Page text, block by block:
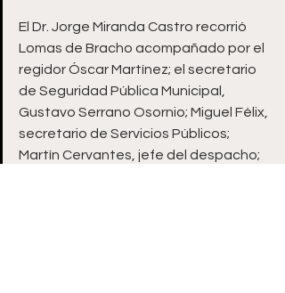
El Dr. Jorge Miranda Castro recorrió
Lomas de Bracho acompañado por el
regidor Óscar Martínez; el secretario
de Seguridad Pública Municipal,
Gustavo Serrano Osornio; Miguel Félix,
secretario de Servicios Públicos;
Martín Cervantes, jefe del despacho;